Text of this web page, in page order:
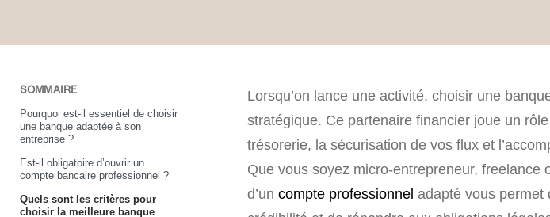
SOMMAIRE
Pourquoi est-il essentiel de choisir
une banque adaptée à son
entreprise ?
Est-il obligatoire d’ouvrir un
compte bancaire professionnel ?
Quels sont les critères pour
choisir la meilleure banque
Lorsqu’on lance une activité, choisir une
stratégique. Ce partenaire financier joue un
trésorerie, la sécurisation de vos flux et
Que vous soyez micro-entrepreneur, freelance
d’un compte professionnel adapté vous permet